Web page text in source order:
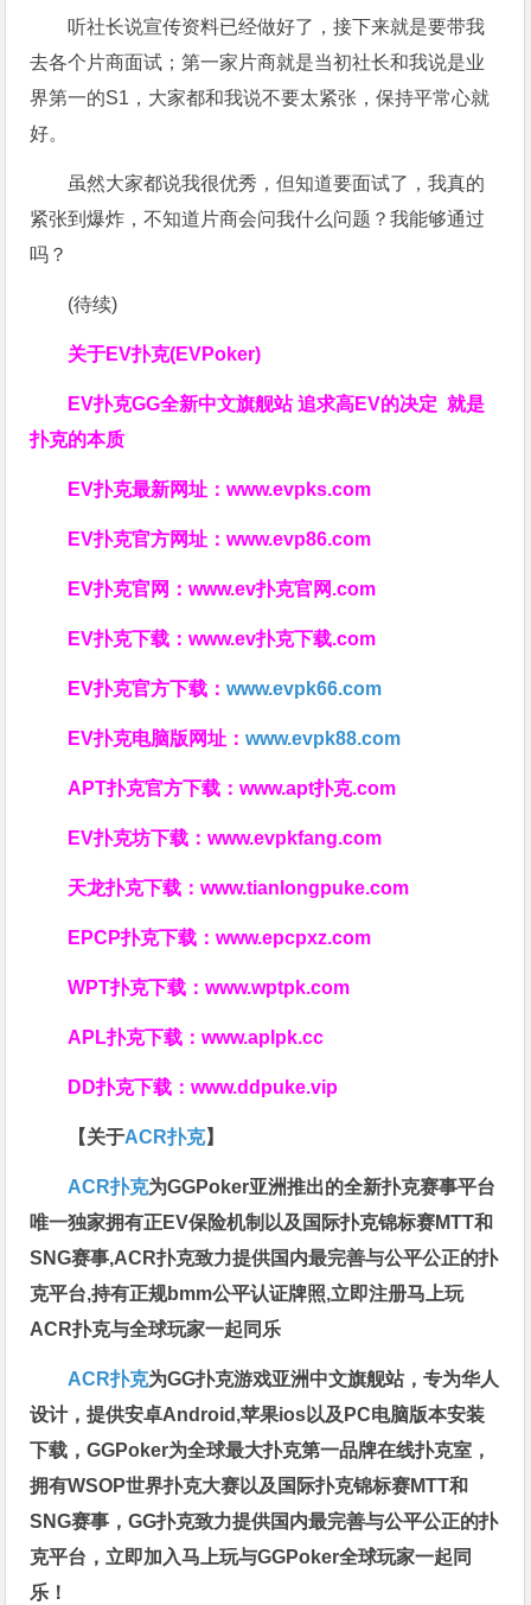
听社长说宣传资料已经做好了，接下来就是要带我
去各个片商面试；第一家片商就是当初社长和我说是业
界第一的S1，大家都和我说不要太紧张，保持平常心就
好。
虽然大家都说我很优秀，但知道要面试了，我真的
紧张到爆炸，不知道片商会问我什么问题？我能够通过
吗？
(待续)
关于EV扑克(EVPoker)
EV扑克GG全新中文旗舰站追求高EV的决定就是
扑克的本质
EV扑克最新网址：www.evpks.com
EV扑克官方网址：www.evp86.com
EV扑克官网：www.ev扑克官网.com
EV扑克下载：www.ev扑克下载.com
EV扑克官方下载：www.evpk66.com
EV扑克电脑版网址：www.evpk88.com
APT扑克官方下载：www.apt扑克.com
EV扑克坊下载：www.evpkfang.com
天龙扑克下载：www.tianlongpuke.com
EPCP扑克下载：www.epcpxz.com
WPT扑克下载：www.wptpk.com
APL扑克下载：www.aplpk.cc
DD扑克下载：www.ddpuke.vip
【关于ACR扑克】
ACR扑克为GGPoker亚洲推出的全新扑克赛事平台
唯一独家拥有正EV保险机制以及国际扑克锦标赛MTT和
SNG赛事,ACR扑克致力提供国内最完善与公平公正的扑
克平台,持有正规bmm公平认证牌照,立即注册马上玩
ACR扑克与全球玩家一起同乐
ACR扑克为GG扑克游戏亚洲中文旗舰站，专为华人
设计，提供安卓Android,苹果ios以及PC电脑版本安装
下载，GGPoker为全球最大扑克第一品牌在线扑克室，
拥有WSOP世界扑克大赛以及国际扑克锦标赛MTT和
SNG赛事，GG扑克致力提供国内最完善与公平公正的扑
克平台，立即加入马上玩与GGPoker全球玩家一起同
乐！